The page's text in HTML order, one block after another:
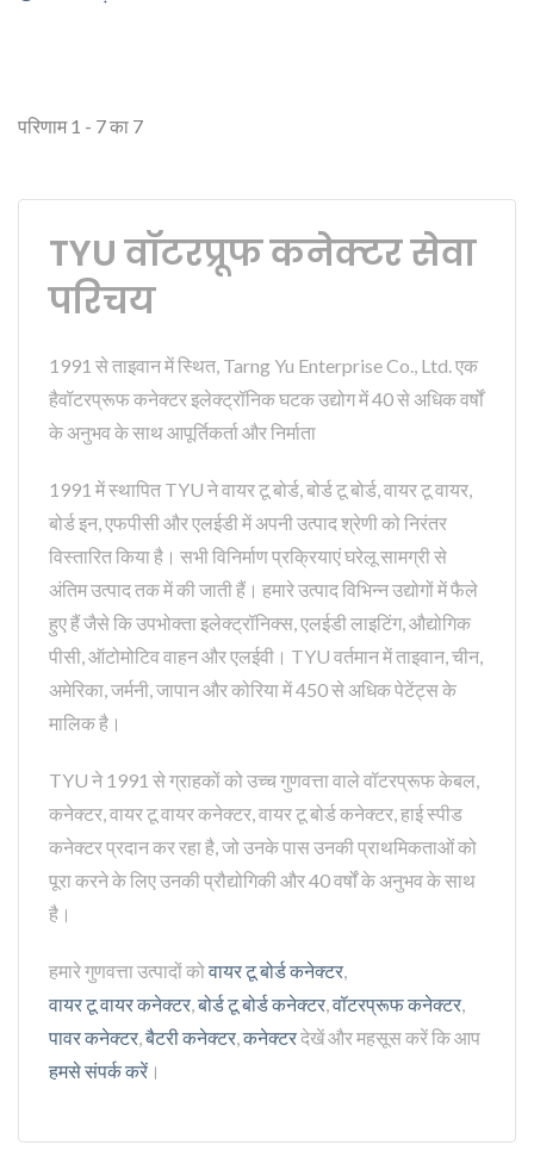
परिणाम 1 - 7 का 7
TYU वॉटरप्रूफ कनेक्टर सेवा
परिचय
1991 से ताइवान में स्थित, Tarng Yu Enterprise Co., Ltd. एक
हैवॉटरप्रूफ कनेक्टर इलेक्ट्रॉनिक घटक उद्योग में 40 से अधिक वर्षों
के अनुभव के साथ आपूर्तिकर्ता और निर्माता
1991 में स्थापित TYU ने वायर टू बोर्ड, बोर्ड टू बोर्ड, वायर टू वायर,
बोर्ड इन, एफपीसी और एलईडी में अपनी उत्पाद श्रेणी को निरंतर
विस्तारित किया है। सभी विनिर्माण प्रक्रियाएं घरेलू सामग्री से
अंतिम उत्पाद तक में की जाती हैं। हमारे उत्पाद विभिन्न उद्योगों में फैले
हुए हैं जैसे कि उपभोक्ता इलेक्ट्रॉनिक्स, एलईडी लाइटिंग, औद्योगिक
पीसी, ऑटोमोटिव वाहन और एलईवी। TYU वर्तमान में ताइवान, चीन,
अमेरिका, जर्मनी, जापान और कोरिया में 450 से अधिक पेटेंट्स के
मालिक है।
TYU ने 1991 से ग्राहकों को उच्च गुणवत्ता वाले वॉटरप्रूफ केबल,
कनेक्टर, वायर टू वायर कनेक्टर, वायर टू बोर्ड कनेक्टर, हाई स्पीड
कनेक्टर प्रदान कर रहा है, जो उनके पास उनकी प्राथमिकताओं को
पूरा करने के लिए उनकी प्रौद्योगिकी और 40 वर्षों के अनुभव के साथ
है।
हमारे गुणवत्ता उत्पादों कोवायर टू बोर्ड कनेक्टर,
वायर टू वायर कनेक्टर,बोर्ड टू बोर्ड कनेक्टर,वॉटरप्रूफ कनेक्टर,
पावर कनेक्टर,बैटरी कनेक्टर,कनेक्टरदेखें और महसूस करें कि आप
हमसे संपर्क करें ।